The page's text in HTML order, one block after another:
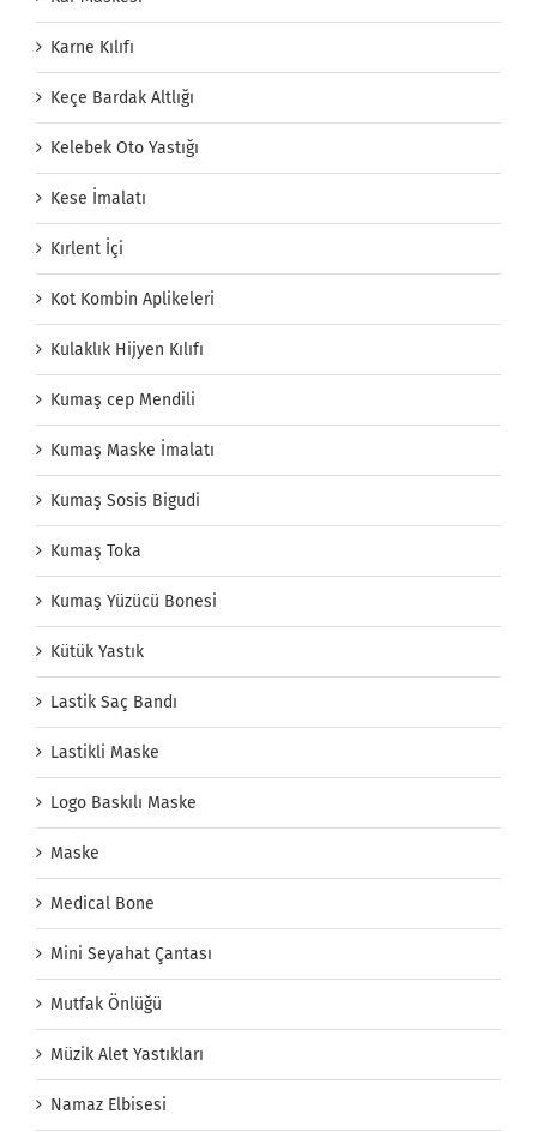
Karne Kılıfı
Keçe Bardak Altlığı
Kelebek Oto Yastığı
Kese İmalatı
Kırlent İçi
Kot Kombin Aplikeleri
Kulaklık Hijyen Kılıfı
Kumaş cep Mendili
Kumaş Maske İmalatı
Kumaş Sosis Bigudi
Kumaş Toka
Kumaş Yüzücü Bonesi
Kütük Yastık
Lastik Saç Bandı
Lastikli Maske
Logo Baskılı Maske
Maske
Medical Bone
Mini Seyahat Çantası
Mutfak Önlüğü
Müzik Alet Yastıkları
Namaz Elbisesi